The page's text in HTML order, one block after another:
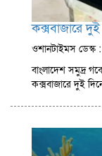
কক্সবাজারে দুই
ওশানটাইমস ডেস্ক :
বাংলাদেশ সমুদ্র
কক্সবাজারে দুই